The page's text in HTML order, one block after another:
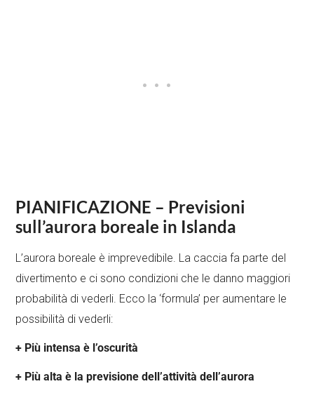
PIANIFICAZIONE – Previsioni
sull’aurora boreale in Islanda
L’aurora boreale è imprevedibile. La caccia fa parte del
divertimento e ci sono condizioni che le danno maggiori
probabilità di vederli. Ecco la ‘formula’ per aumentare le
possibilità di vederli:
+ Più intensa è l’oscurità
+ Più alta è la previsione dell’attività dell’aurora